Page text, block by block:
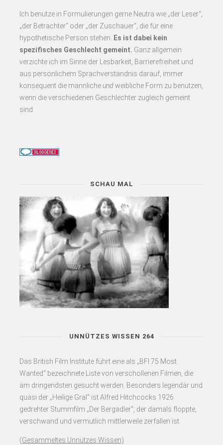
Ich benutze in Formulierungen gerne Neutra wie „der Leser“,
„der Betrachter“ oder „der Zuschauer“, die für eine
hypothetische Person stehen.
Es ist dabei kein
spezifisches Geschlecht gemeint. Ganz allgemein
verzichte ich im Sinne der Lesbarkeit, Barrierefreiheit und
aus persönlichem Sprachverständnis darauf, immer
konsequent die männlicheundweibliche Form zu benutzen,
wenn die verschiedenen Geschlechter zugleich gemeint
sind.
SCHAU MAL
UNNÜTZES WISSEN 264
Das British Film Institute führt eine als „BFI 75 Most
Wanted“ bezeichnete Liste von verschollenen Filmen, die
am dringendsten gesucht werden. Besonders legendär und
quasi der „Heilige Gral“ ist Alfred Hitchcocks 1926
gedrehter Stummfilm „Der Bergadler“, der damals floppte,
verschwand und vermutlich mittlerweile zerfallen ist.
(Gesammeltes Unnützes Wissen)